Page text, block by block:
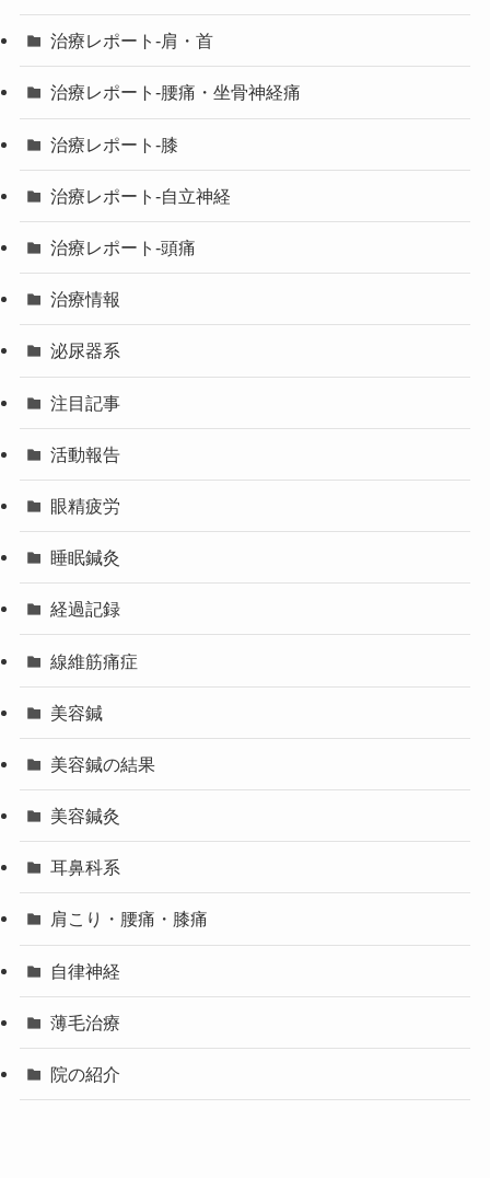
治療レポート-肩・首
治療レポート-腰痛・坐骨神経痛
治療レポート-膝
治療レポート-自立神経
治療レポート-頭痛
治療情報
泌尿器系
注目記事
活動報告
眼精疲労
睡眠鍼灸
経過記録
線維筋痛症
美容鍼
美容鍼の結果
美容鍼灸
耳鼻科系
肩こり・腰痛・膝痛
自律神経
薄毛治療
院の紹介